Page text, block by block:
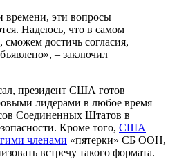
времени, эти вопросы
Надеюсь, что в самом
достичь согласия,
– заключил
президент США готов
лидерами в любое время
Соединенных Штатов в
Кроме того, США
членами «пятерки» СБ ООН,
встречу такого формата.